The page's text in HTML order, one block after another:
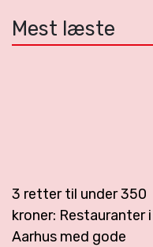
Mest læste
3 retter til under 350
kroner: Restauranter i
Aarhus med gode